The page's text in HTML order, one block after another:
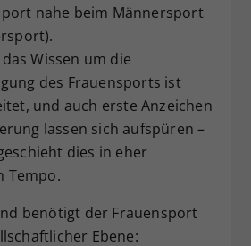
nahe beim Männersport
Wissen um die
des Frauensports ist
und auch erste Anzeichen
lassen sich aufspüren –
dies in eher
Tempo.
benötigt der Frauensport
Ebene: